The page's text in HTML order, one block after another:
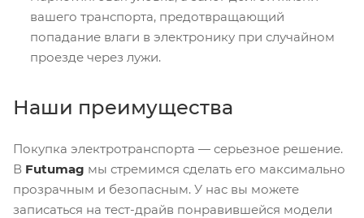
вашего транспорта, предотвращающий
попадание влаги в электронику при случайном
проезде через лужи.
Наши преимущества
Покупка электротранспорта — серьезное решение.
В Futumag мы стремимся сделать его максимально
прозрачным и безопасным. У нас вы можете
записаться на тест-драйв понравившейся модели